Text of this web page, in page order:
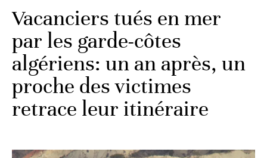
Vacanciers tués en mer
par les garde-côtes
algériens: un an après, un
proche des victimes
retrace leur itinéraire